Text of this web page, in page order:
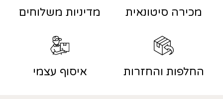
מכירה סיטונאית מדיניות משלוחים
החלפות והחזרות איסוף עצמי